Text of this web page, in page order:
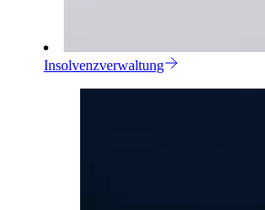
Insolvenzverwaltung